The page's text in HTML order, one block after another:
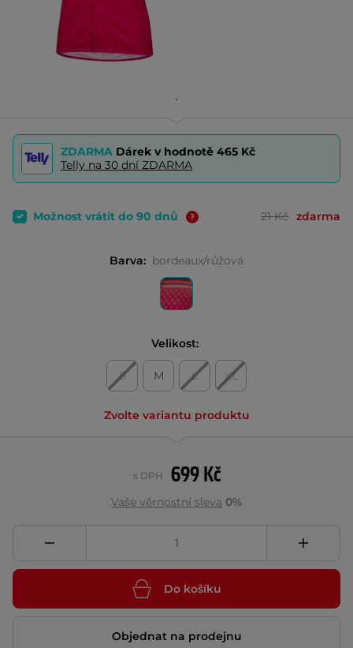
ZDARMA Dárek v hodnotě 465 Kč
Telly na 30 dní ZDARMA
Možnost vrátit do 90 dnů 21 Kč zdarma
Barva: bordeaux/růžová
Velikost:
S M L XL
Zvolte variantu produktu
699 Kč
s DPH
Vaše věrnostní sleva 0%
Do košíku
Objednat na prodejnu